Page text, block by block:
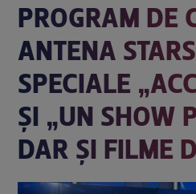
PROGRAM DE
ANTENA
SPECIALE
ȘI „UN SHOW
DAR ȘI FILME